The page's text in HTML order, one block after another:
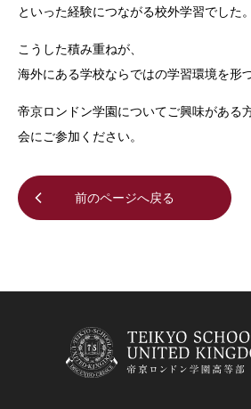
といった経験につながる校外学習でした。
こうした積み重ねが、
海外にある学校ならではの学習環境を形
帝京ロンドン学園についてご興味がある
会にご参加ください。
前のページへ戻る